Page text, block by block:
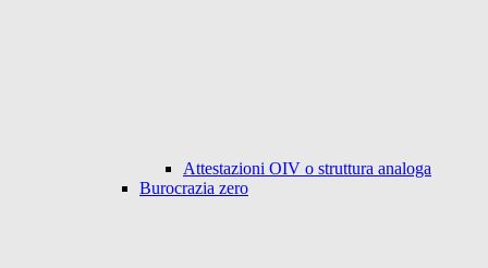
Attestazioni OIV o struttura analoga
Burocrazia zero